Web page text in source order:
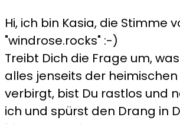
Hi, ich bin Kasia, die Stimme
"windrose.rocks" :-)
Treibt Dich die Frage um,
alles jenseits der
verbirgt, bist Du rastlos und
ich und spürst den Drang in